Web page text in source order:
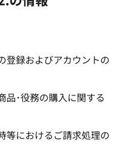
登録およびアカウントの
品･役務の購入に関する
等におけるご請求処理の